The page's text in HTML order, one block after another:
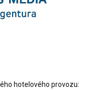
hotelového provozu: